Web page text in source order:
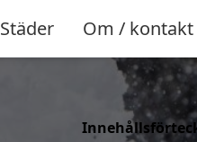
Städer Om / kontakt